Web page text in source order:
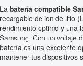
La batería compatible
recargable de ion de litio
rendimiento óptimo y una
Samsung. Con un voltaje
batería es una excelente
mantener tus dispositivos